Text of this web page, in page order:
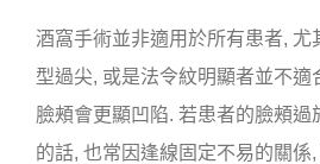
酒窩手術並非適用於所有患者, 尤
型過尖, 或是法令紋明顯者並不適
臉頰會更顯凹陷. 若患者的臉頰過
的話, 也常因逢線固定不易的關係